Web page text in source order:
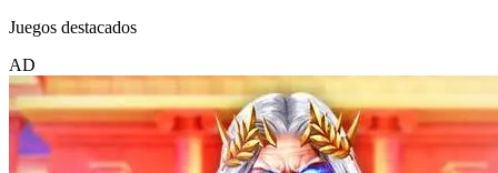
Juegos destacados
AD